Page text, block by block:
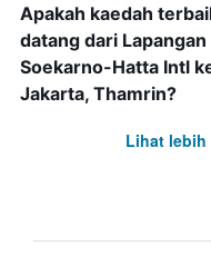
Apakah kaedah
datang dari
Soekarno-Hatta Intl
Jakarta, Thamrin?
Lihat lebih